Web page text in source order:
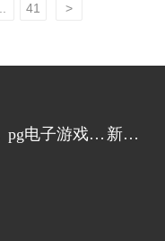
41 >
pg电子游戏的 新闻